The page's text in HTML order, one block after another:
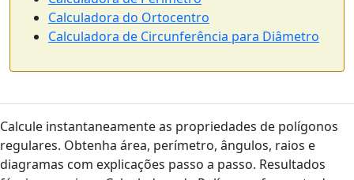
Calculadora do Ortocentro
Calculadora de Circunferência para Diâmetro
Calcule instantaneamente as propriedades de polígonos
regulares. Obtenha área, perímetro, ângulos, raios e
diagramas com explicações passo a passo. Resultados